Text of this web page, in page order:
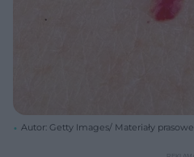
Autor: Getty Images/ Materiały prasowe